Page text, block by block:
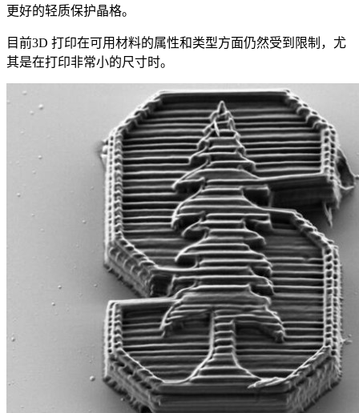
更好的轻质保护晶格。
目前3D 打印在可用材料的属性和类型方面仍然受到限制，尤
其是在打印非常小的尺寸时。